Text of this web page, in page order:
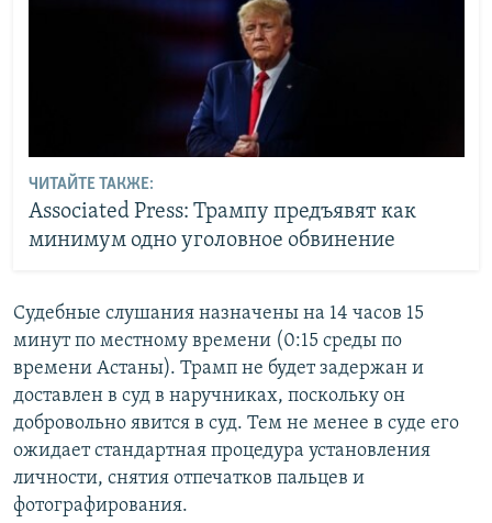
ЧИТАЙТЕ ТАКЖЕ:
Associated Press: Трампу предъявят как
минимум одно уголовное обвинение
Судебные слушания назначены на 14 часов 15
минут по местному времени (0:15 среды по
времени Астаны). Трамп не будет задержан и
доставлен в суд в наручниках, поскольку он
добровольно явится в суд. Тем не менее в суде его
ожидает стандартная процедура установления
личности, снятия отпечатков пальцев и
фотографирования.